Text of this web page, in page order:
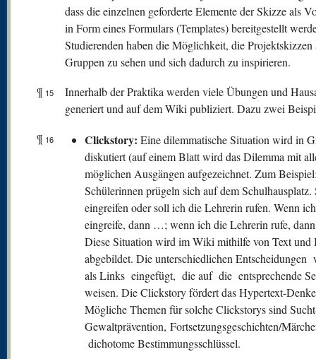
dass die einzelnen geforderte Elemente der Skizze als
in Form eines Formulars (Templates) bereitgestellt
Studierenden haben die Möglichkeit, die Projektskizzen
Gruppen zu sehen und sich dadurch zu inspirieren.
¶ 15
Innerhalb der Praktika werden viele Übungen und
generiert und auf dem Wiki publiziert. Dazu zwei
¶ 16 Clickstory: Eine dilemmatische Situation wird in
diskutiert (auf einem Blatt wird das Dilemma mit
möglichen Ausgängen aufgezeichnet. Zum
Schülerinnen prügeln sich auf dem
eingreifen oder soll ich die Lehrerin rufen. Wenn ich
eingreife, dann …; wenn ich die Lehrerin rufe,
Diese Situation wird im Wiki mithilfe von Text und
abgebildet. Die unterschiedlichen
als Links eingefügt, die auf die entsprechende
weisen. Die Clickstory fördert das Hypertext-
Mögliche Themen für solche Clickstorys sind
Gewaltprävention, Fortsetzungsgeschichten/
dichotome Bestimmungsschlüssel.